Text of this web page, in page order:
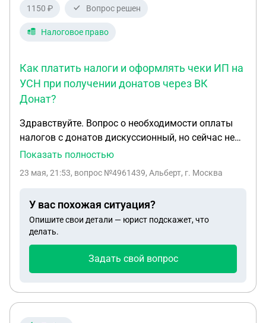
1150 ₽ Вопрос решен
Налоговое право
Как платить налоги и оформлять чеки ИП на
УСН при получении донатов через ВК
Донат?
Здравствуйте. Вопрос о необходимости оплаты
налогов с донатов дискуссионный, но сейчас не
об этом. Я подаю отчетность и оплачиваю по ним
превышение лимита и надо будет оформлять ИП
подачи отчетности и оплаты налогов у ИП на
УСН? Ситуация сейчас. Донатеры делают мне
пожертвования через систему ВК Донат (VK
донатерами система ВК Донат перечисляет мне
комиссии 10%. Какой будет механизм работы
Показать полностью
23 мая, 21:53, вопрос №4961439, Альберт, г. Москва
У вас похожая ситуация?
Опишите свои детали — юрист подскажет, что
делать.
Задать свой вопрос